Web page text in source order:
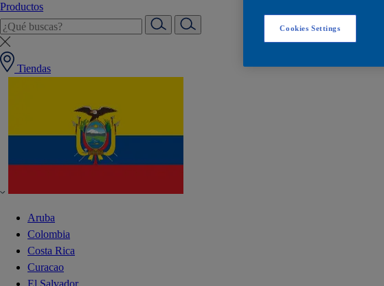
Productos
Tiendas
Aruba
Colombia
Costa Rica
Curacao
El Salvador
Cookies Settings